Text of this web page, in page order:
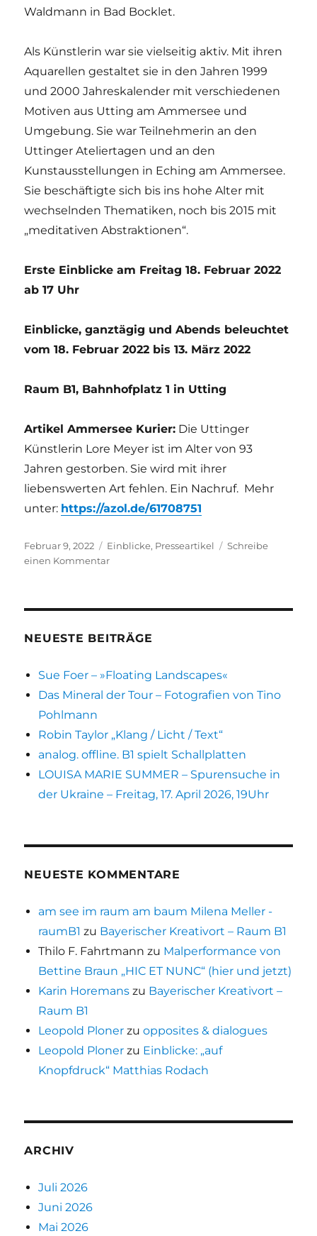
Waldmann in Bad Bocklet.
Als Künstlerin war sie vielseitig aktiv. Mit ihren
Aquarellen gestaltet sie in den Jahren 1999
und 2000 Jahreskalender mit verschiedenen
Motiven aus Utting am Ammersee und
Umgebung. Sie war Teilnehmerin an den
Uttinger Ateliertagen und an den
Kunstausstellungen in Eching am Ammersee.
Sie beschäftigte sich bis ins hohe Alter mit
wechselnden Thematiken, noch bis 2015 mit
„meditativen Abstraktionen“.
Erste Einblicke am Freitag 18. Februar 2022
ab 17 Uhr
Einblicke, ganztägig und Abends beleuchtet
vom 18. Februar 2022 bis 13. März 2022
Raum B1, Bahnhofplatz 1 in Utting
Artikel Ammersee Kurier: Die Uttinger
Künstlerin Lore Meyer ist im Alter von 93
Jahren gestorben. Sie wird mit ihrer
liebenswerten Art fehlen. Ein Nachruf. Mehr
unter: https://azol.de/61708751
Veröffentlicht
am
Februar 9, 2022 Kategorien
Einblicke, Presseartikel
Schreibe
einen Kommentarzu
NEUESTE BEITRÄGE
Sue Foer – »Floating Landscapes«
Das Mineral der Tour – Fotografien von Tino
Pohlmann
Robin Taylor „Klang / Licht / Text“
analog. offline. B1 spielt Schallplatten
LOUISA MARIE SUMMER – Spurensuche in
der Ukraine – Freitag, 17. April 2026, 19Uhr
NEUESTE KOMMENTARE
am see im raum am baum Milena Meller -
raumB1 zu Bayerischer Kreativort – Raum B1
Thilo F. Fahrtmann zu Malperformance von
Bettine Braun „HIC ET NUNC“ (hier und jetzt)
Karin Horemans zu Bayerischer Kreativort –
Raum B1
Leopold Ploner zuopposites & dialogues
Leopold Ploner zu Einblicke: „auf
Knopfdruck“ Matthias Rodach
ARCHIV
Juli 2026
Juni 2026
Mai 2026